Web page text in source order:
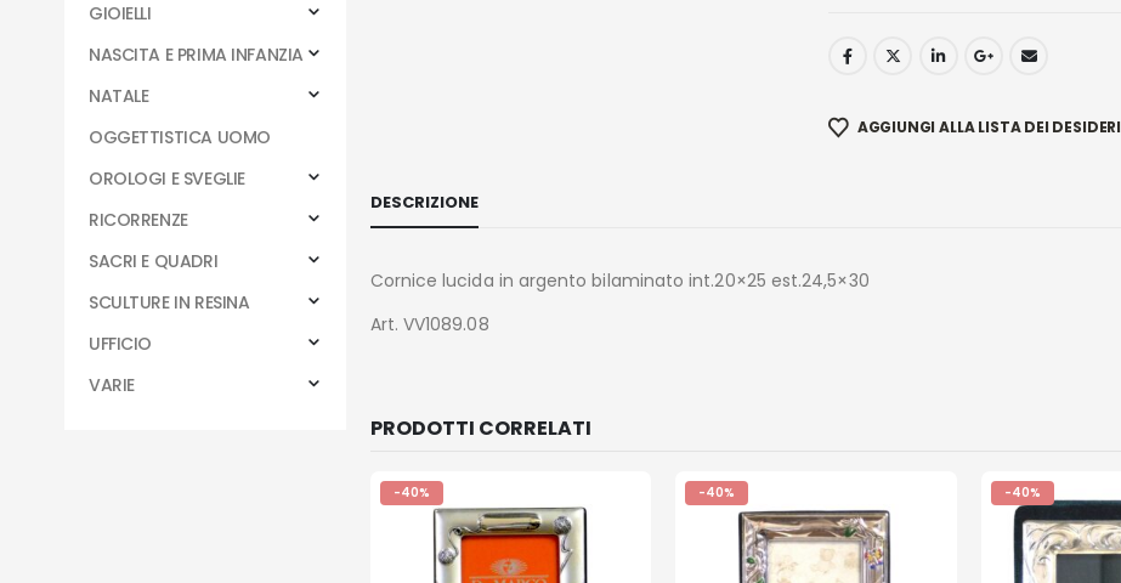
AGGIUNGI ALLA LISTA DEI DESIDERI
DESCRIZIONE
Cornice lucida in argento bilaminato int.20×25 est.24,5×30
Art. VV1089.08
PRODOTTI CORRELATI
-40% -40% -40%
GIOIELLI
NASCITA E PRIMA INFANZIA
NATALE
OGGETTISTICA UOMO
OROLOGI E SVEGLIE
RICORRENZE
SACRI E QUADRI
SCULTURE IN RESINA
UFFICIO
VARIE